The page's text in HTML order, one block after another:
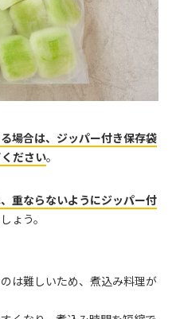
場合は、ジッパー付き保存袋
ださい。
重ならないようにジッパー付
ょう。
は難しいため、煮込み料理が